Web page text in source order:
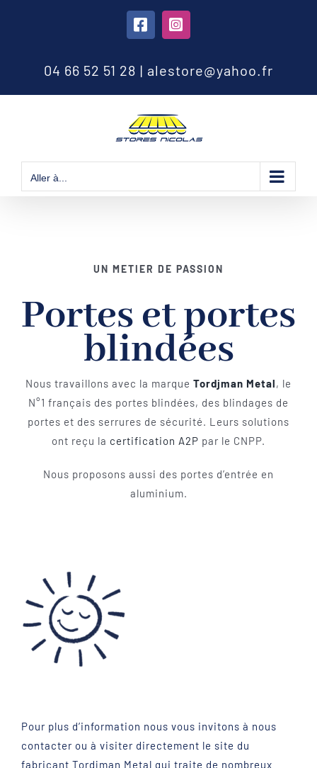
FacebookInstagram
04 66 52 51 28 | alestore@yahoo.fr
Aller à...
UN METIER DE PASSION
Portes et portes
blindées
Nous travaillons avec la marque Tordjman Metal, le
N°1 français des portes blindées, des blindages de
portes et des serrures de sécurité. Leurs solutions
ont reçu la certification A2P par le CNPP.
Nous proposons aussi des portes d’entrée en
aluminium.
Pour plus d’information nous vous invitons à nous
contacter ou à visiter directement le site du
fabricant Tordjman Metal qui traite de nombreux